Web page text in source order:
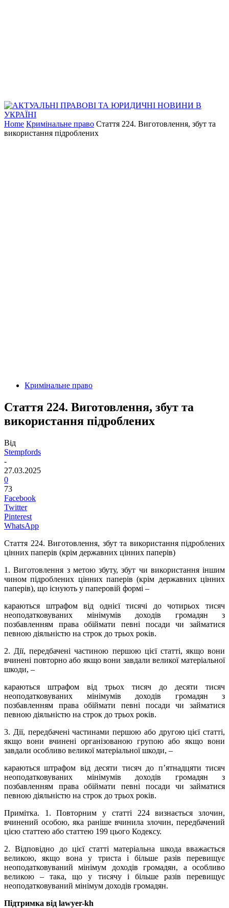
Home Кримінальне право Стаття 224. Виготовлення, збут та
використання підроблених
Кримінальне право
Стаття 224. Виготовлення, збут та
використання підроблених
Від
Stempfords
-
27.03.2025
0
73
Facebook
Twitter
Pinterest
WhatsApp
Стаття 224. Виготовлення, збут та використання підроблених
цінних паперів (крім державних цінних паперів)
1. Виготовлення з метою збуту, збут чи використання іншим
чином підроблених цінних паперів (крім державних цінних
паперів), що існують у паперовій формі –
караються штрафом від однієї тисячі до чотирьох тисяч
неоподатковуваних мінімумів доходів громадян з
позбавленням права обіймати певні посади чи займатися
певною діяльністю на строк до трьох років.
2. Дії, передбачені частиною першою цієї статті, якщо вони
вчинені повторно або якщо вони завдали великої матеріальної
шкоди, –
караються штрафом від трьох тисяч до десяти тисяч
неоподатковуваних мінімумів доходів громадян з
позбавленням права обіймати певні посади чи займатися
певною діяльністю на строк до трьох років.
3. Дії, передбачені частинами першою або другою цієї статті,
якщо вони вчинені організованою групою або якщо вони
завдали особливо великої матеріальної шкоди, –
караються штрафом від десяти тисяч до п’ятнадцяти тисяч
неоподатковуваних мінімумів доходів громадян з
позбавленням права обіймати певні посади чи займатися
певною діяльністю на строк до трьох років.
Примітка. 1. Повторним у статті 224 визнається злочин,
вчинений особою, яка раніше вчинила злочин, передбачений
цією статтею або статтею 199 цього Кодексу.
2. Відповідно до цієї статті матеріальна шкода вважається
великою, якщо вона у триста і більше разів перевищує
неоподатковуваний мінімум доходів громадян, а особливо
великою – така, що у тисячу і більше разів перевищує
неоподатковуваний мінімум доходів громадян.
Підтримка від lawyer-kh